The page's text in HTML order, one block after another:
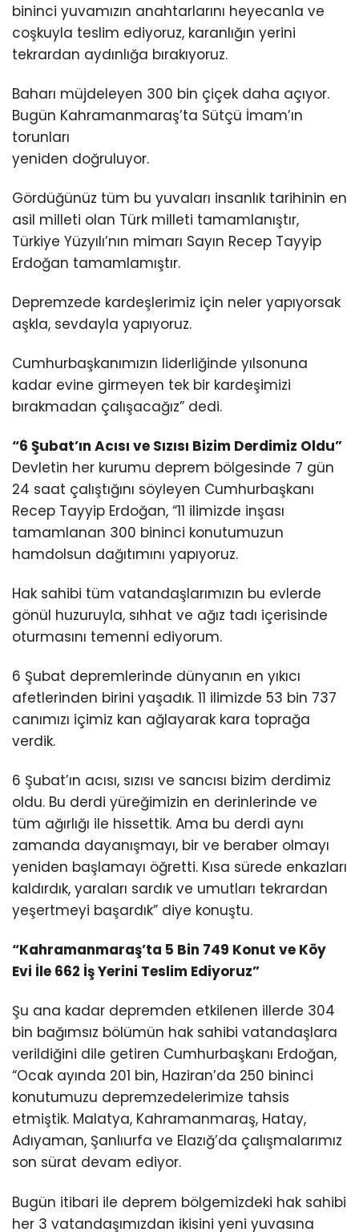
bininci yuvamızın anahtarlarını heyecanla ve
coşkuyla teslim ediyoruz, karanlığın yerini
tekrardan aydınlığa bırakıyoruz.
Baharı müjdeleyen 300 bin çiçek daha açıyor.
Bugün Kahramanmaraş’ta Sütçü İmam’ın
torunları
yeniden doğruluyor.
Gördüğünüz tüm bu yuvaları insanlık tarihinin en
asil milleti olan Türk milleti tamamlanıştır,
Türkiye Yüzyılı’nın mimarı Sayın Recep Tayyip
Erdoğan tamamlamıştır.
Depremzede kardeşlerimiz için neler yapıyorsak
aşkla, sevdayla yapıyoruz.
Cumhurbaşkanımızın liderliğinde yılsonuna
kadar evine girmeyen tek bir kardeşimizi
bırakmadan çalışacağız” dedi.
“6 Şubat’ın Acısı ve Sızısı Bizim Derdimiz Oldu”
Devletin her kurumu deprem bölgesinde 7 gün
24 saat çalıştığını söyleyen Cumhurbaşkanı
Recep Tayyip Erdoğan, “11 ilimizde inşası
tamamlanan 300 bininci konutumuzun
hamdolsun dağıtımını yapıyoruz.
Hak sahibi tüm vatandaşlarımızın bu evlerde
gönül huzuruyla, sıhhat ve ağız tadı içerisinde
oturmasını temenni ediyorum.
6 Şubat depremlerinde dünyanın en yıkıcı
afetlerinden birini yaşadık. 11 ilimizde 53 bin 737
canımızı içimiz kan ağlayarak kara toprağa
verdik.
6 Şubat’ın acısı, sızısı ve sancısı bizim derdimiz
oldu. Bu derdi yüreğimizin en derinlerinde ve
tüm ağırlığı ile hissettik. Ama bu derdi aynı
zamanda dayanışmayı, bir ve beraber olmayı
yeniden başlamayı öğretti. Kısa sürede enkazları
kaldırdık, yaraları sardık ve umutları tekrardan
yeşertmeyi başardık” diye konuştu.
“Kahramanmaraş’ta 5 Bin 749 Konut ve Köy
Evi İle 662 İş Yerini Teslim Ediyoruz”
Şu ana kadar depremden etkilenen illerde 304
bin bağımsız bölümün hak sahibi vatandaşlara
verildiğini dile getiren Cumhurbaşkanı Erdoğan,
“Ocak ayında 201 bin, Haziran’da 250 bininci
konutumuzu depremzedelerimize tahsis
etmiştik. Malatya, Kahramanmaraş, Hatay,
Adıyaman, Şanlıurfa ve Elazığ’da çalışmalarımız
son sürat devam ediyor.
Bugün itibari ile deprem bölgemizdeki hak sahibi
her 3 vatandaşımızdan ikisini yeni yuvasına